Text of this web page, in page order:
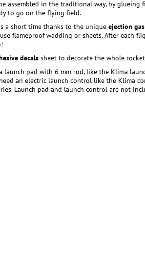
assembled in the traditional way, by
to go on the flying field.
a short time thanks to the unique ejection
flameproof wadding or sheets. After each
decals sheet to decorate the whole
pad with 6 mm rod, like the Klima
an electric launch control like the Klima
Launch pad and launch control are not